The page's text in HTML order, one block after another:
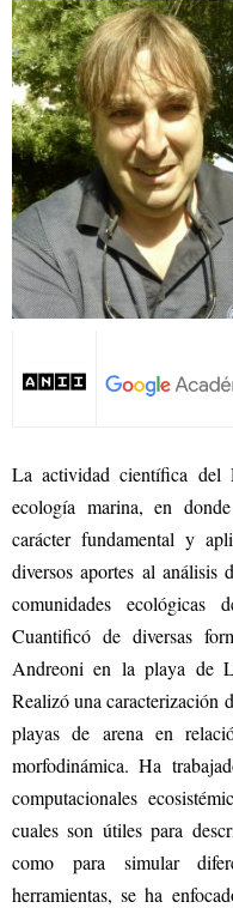
La actividad científica del
ecología marina, en
carácter fundamental y
diversos aportes al análisis
comunidades ecológicas
Cuantificó de diversas
Andreoni en la playa de
Realizó una caracterización
playas de arena en
morfodinámica. Ha
computacionales
cuales son útiles para
como para simular
herramientas, se ha